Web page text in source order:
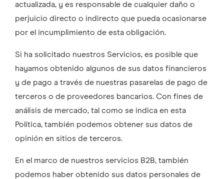
actualizada, y es responsable de cualquier daño o
perjuicio directo o indirecto que pueda ocasionarse
por el incumplimiento de esta obligación.
Si ha solicitado nuestros Servicios, es posible que
hayamos obtenido algunos de sus datos financieros
y de pago a través de nuestras pasarelas de pago de
terceros o de proveedores bancarios. Con fines de
análisis de mercado, tal como se indica en esta
Política, también podemos obtener sus datos de
opinión en sitios de terceros.
En el marco de nuestros servicios B2B, también
podemos haber obtenido sus datos personales de